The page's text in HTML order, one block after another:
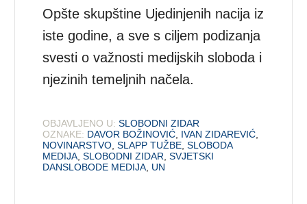
Opšte skupštine Ujedinjenih nacija iz
iste godine, a sve s ciljem podizanja
svesti o važnosti medijskih sloboda i
njezinih temeljnih načela.
OBJAVLJENO U: SLOBODNI ZIDAR
OZNAKE: DAVOR BOŽINOVIĆ IVAN ZIDAREVIĆ
NOVINARSTVO ,SLAPP TUŽBE ,SLOBODA
MEDIJA ,SLOBODNI ZIDAR ,SVJETSKI
DANSLOBODE MEDIJA UN